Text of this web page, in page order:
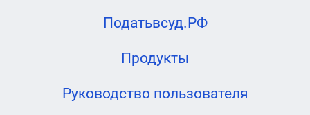
Податьвсуд.РФ
Продукты
Руководство пользователя